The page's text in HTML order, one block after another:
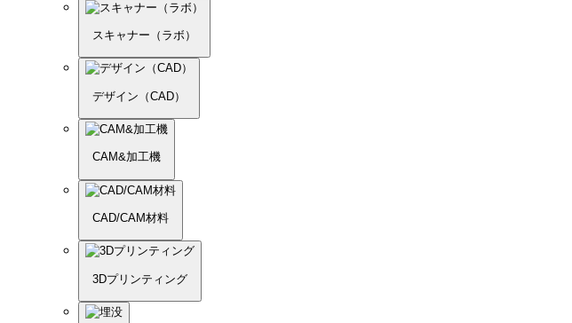
スキャナー（ラボ）
デザイン（CAD）
CAM&加工機
CAD/CAM材料
3Dプリンティング